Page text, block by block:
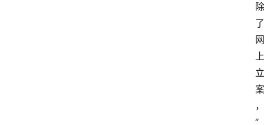
除
了
网
上
立
案
，
“